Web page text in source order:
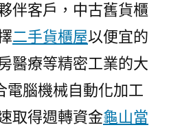
伴客戶，中古舊貨櫃
二手貨櫃屋以便宜的
醫療等精密工業的大
電腦機械自動化加工
取得週轉資金龜山當